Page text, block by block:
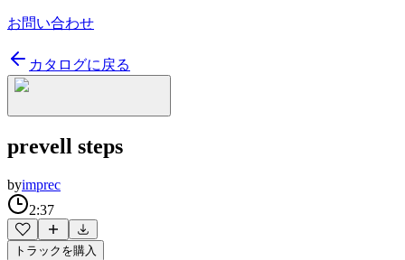
お問い合わせ
カタログに戻る
prevell steps
byimprec
2:37
トラックを購入